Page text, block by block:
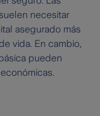
necesitar
asegurado más
vida. En cambio,
pueden